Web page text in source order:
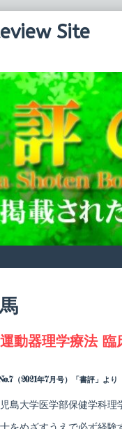
Site
動器理学療法 臨
（2021年7月号）「書評」より
島大学医学部保健学科理